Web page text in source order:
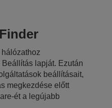
lapját. Ezután
beállításait,
megkezdése előtt
ét a legújabb